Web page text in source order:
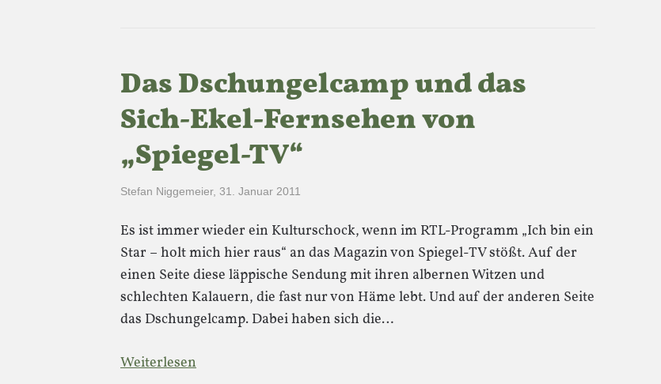
Das Dschungelcamp und das
Sich-Ekel-Fernsehen von
„Spiegel-TV“
Stefan Niggemeier, 31. Januar 2011
Es ist immer wieder ein Kulturschock, wenn im RTL-Programm „Ich bin ein
Star – holt mich hier raus“ an das Magazin von Spiegel-TV stößt. Auf der
einen Seite diese läppische Sendung mit ihren albernen Witzen und
schlechten Kalauern, die fast nur von Häme lebt. Und auf der anderen Seite
das Dschungelcamp. Dabei haben sich die…
Weiterlesen